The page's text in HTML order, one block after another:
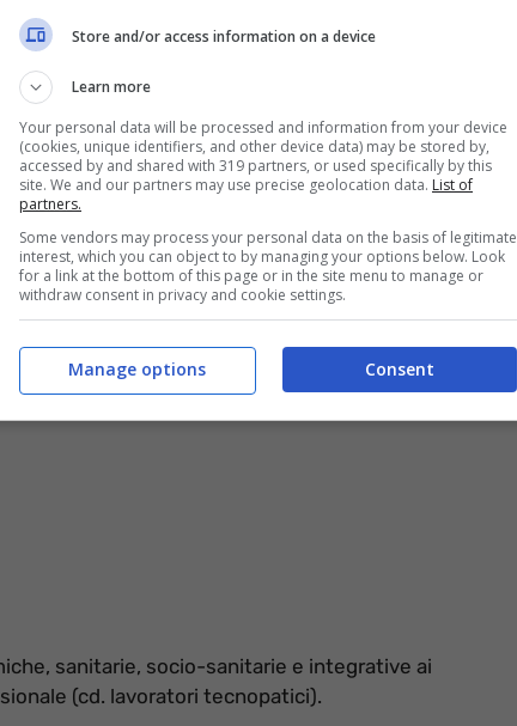
degli infortuni, anche gravi, sul lavoro e
lavoro con un qualche rischio collegato.
il reinserimento nella vita lavorativa degli
onde sviluppare metodologie di controllo e di
sanitarie, socio-sanitarie e integrative ai
(cd. lavoratori tecnopatici).
Store and/or access information on a device
Learn more
Your personal data will be processed and information from your device
(cookies, unique identifiers, and other device data) may be stored by,
accessed by and shared with 319 partners, or used specifically by this
site. We and our partners may use precise geolocation data. List of
partners.
Some vendors may process your personal data on the basis of legitimate
interest, which you can object to by managing your options below. Look
for a link at the bottom of this page or in the site menu to manage or
withdraw consent in privacy and cookie settings.
Consent
Manage options